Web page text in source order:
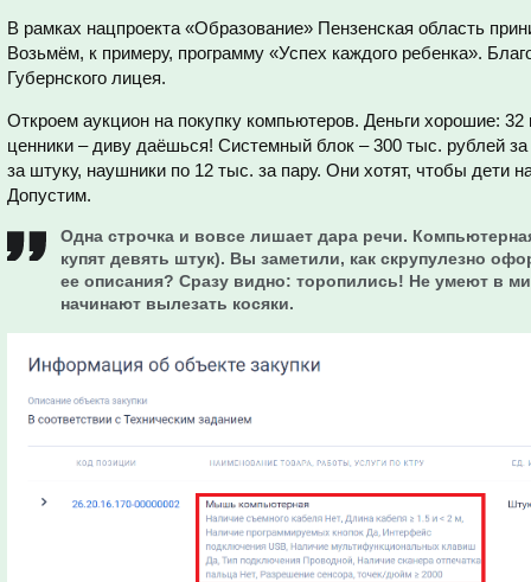
В рамках нацпроекта «Образование» Пензенская область
Возьмём, к примеру, программу «Успех каждого ребенка».
Губернского лицея.
Откроем аукцион на покупку компьютеров. Деньги хорошие:
ценники – диву даёшься! Системный блок – 300 тыс. рублей
за штуку, наушники по 12 тыс. за пару. Они хотят, чтобы дети
Допустим.
Одна строчка и вовсе лишает дара речи.
купят девять штук). Вы заметили, как скрупулезно
ее описания? Сразу видно: торопились! Не умеют в
начинают вылезать косяки.